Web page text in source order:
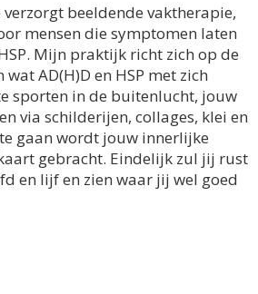
beeldende vaktherapie,
mensen die symptomen laten
Mijn praktijk richt zich op de
AD(H)D en HSP met zich
sporten in de buitenlucht, jouw
via schilderijen, collages, klei en
gaan wordt jouw innerlijke
gebracht. Eindelijk zul jij rust
en lijf en zien waar jij wel goed